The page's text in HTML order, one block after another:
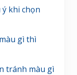
khi chọn
gì thì
tránh màu gì